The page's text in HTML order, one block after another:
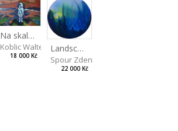
Na skalách
Koblic Walterová Martina
18 000 Kč
Landscape II
Spour Zdeněk
22 000 Kč